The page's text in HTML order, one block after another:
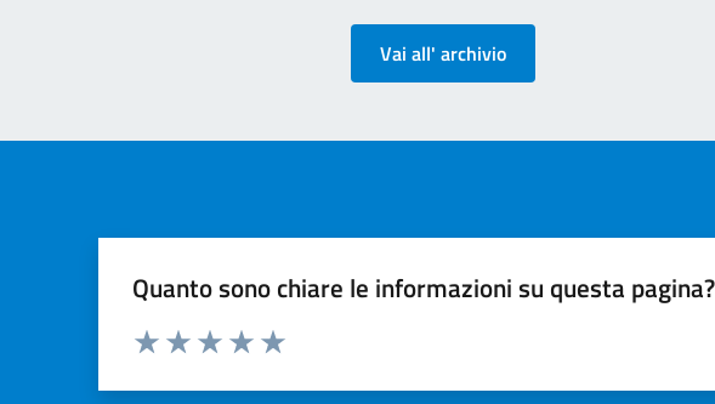
Vai all' archivio
Quanto sono chiare le informazioni su questa pagina?
Valuta da 1 a 5 stelle la pagina